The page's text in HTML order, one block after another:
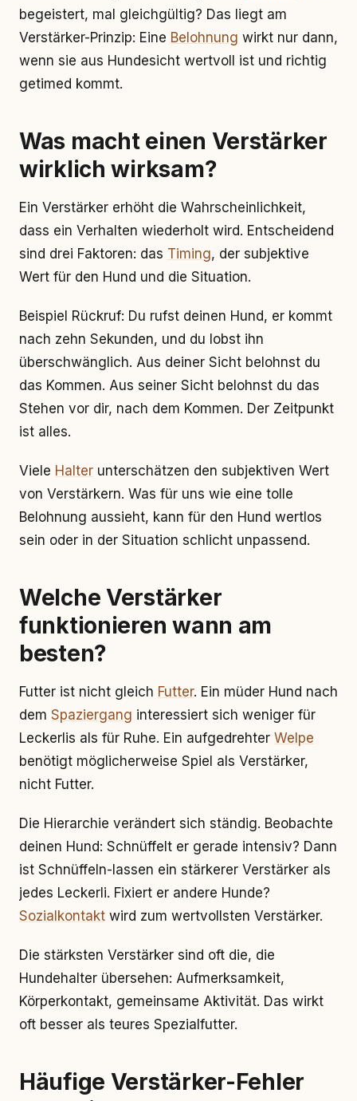
begeistert, mal gleichgültig? Das liegt am
Verstärker-Prinzip: Eine Belohnung wirkt nur dann,
wenn sie aus Hundesicht wertvoll ist und richtig
getimed kommt.
Was macht einen Verstärker
wirklich wirksam?
Ein Verstärker erhöht die Wahrscheinlichkeit,
dass ein Verhalten wiederholt wird. Entscheidend
sind drei Faktoren: das Timing, der subjektive
Wert für den Hund und die Situation.
Beispiel Rückruf: Du rufst deinen Hund, er kommt
nach zehn Sekunden, und du lobst ihn
überschwänglich. Aus deiner Sicht belohnst du
das Kommen. Aus seiner Sicht belohnst du das
Stehen vor dir, nach dem Kommen. Der Zeitpunkt
ist alles.
Viele Halter unterschätzen den subjektiven Wert
von Verstärkern. Was für uns wie eine tolle
Belohnung aussieht, kann für den Hund wertlos
sein oder in der Situation schlicht unpassend.
Welche Verstärker
funktionieren wann am
besten?
Futter ist nicht gleich Futter. Ein müder Hund nach
dem Spaziergang interessiert sich weniger für
Leckerlis als für Ruhe. Ein aufgedrehter Welpe
benötigt möglicherweise Spiel als Verstärker,
nicht Futter.
Die Hierarchie verändert sich ständig. Beobachte
deinen Hund: Schnüffelt er gerade intensiv? Dann
ist Schnüffeln-lassen ein stärkerer Verstärker als
jedes Leckerli. Fixiert er andere Hunde?
Sozialkontakt wird zum wertvollsten Verstärker.
Die stärksten Verstärker sind oft die, die
Hundehalter übersehen: Aufmerksamkeit,
Körperkontakt, gemeinsame Aktivität. Das wirkt
oft besser als teures Spezialfutter.
Häufige Verstärker-Fehler